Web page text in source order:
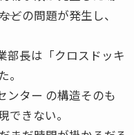
どの問題が発生し、
部長は「クロスドッキ
ンター の構造そのも
できない。